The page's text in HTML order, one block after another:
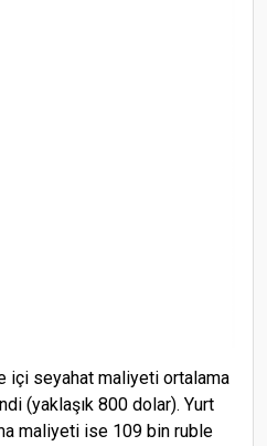
içi seyahat maliyeti ortalama
(yaklaşık 800 dolar). Yurt
maliyeti ise 109 bin ruble